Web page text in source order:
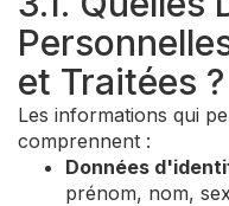
et Traitées ?
Les informations qui
comprennent :
Données
prénom, nom,